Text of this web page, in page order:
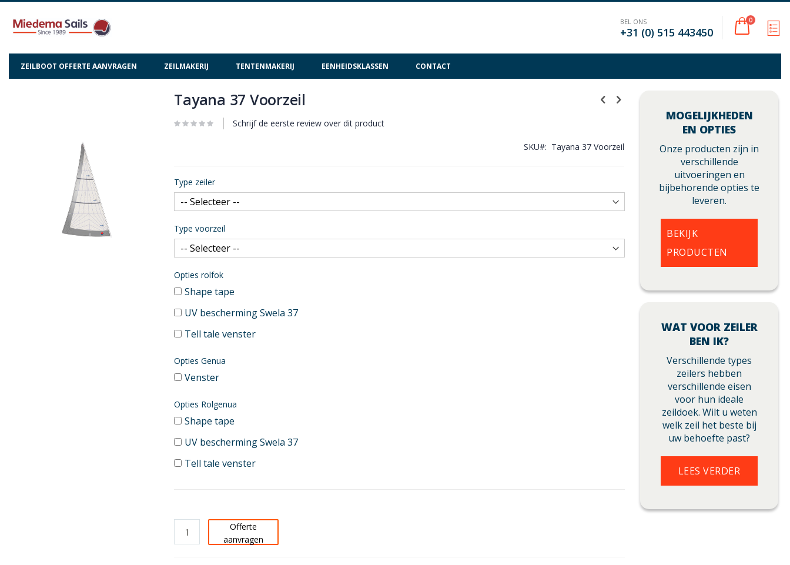
Cart
0
BEL ONS
+31 (0) 515 443450
ZEILBOOT OFFERTE AANVRAGEN ZEILMAKERIJ TENTENMAKERIJ EENHEIDSKLASSEN CONTACT
naar
het
gallerij
Tayana 37 Voorzeil
Schrijf de eerste review over dit product
SKU Tayana 37 Voorzeil
Type zeiler
Type voorzeil
Opties rolfok
Shape tape
UV bescherming Swela 37
Tell tale venster
Opties Genua
Venster
Opties Rolgenua
Shape tape
UV bescherming Swela 37
Tell tale venster
Offerte
aanvragen
MOGELIJKHEDEN
EN OPTIES
Onze producten zijn in
verschillende
uitvoeringen en
bijbehorende opties te
leveren.
BEKIJK
PRODUCTEN
WAT VOOR ZEILER
BEN IK?
Verschillende types
zeilers hebben
verschillende eisen
voor hun ideale
zeildoek. Wilt u weten
welk zeil het beste bij
uw behoefte past?
LEES VERDER